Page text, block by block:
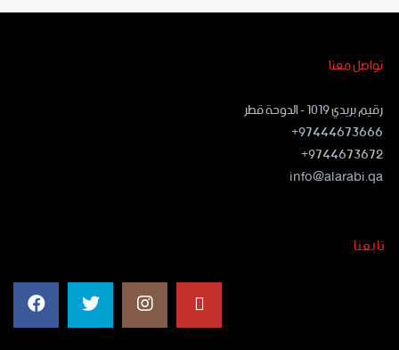
تواصل معنا
رقيم بريدي ١٠١٩ - الدوحة قطر
97444673666+
9744673672+
info@alarabi.qa
تابعنا